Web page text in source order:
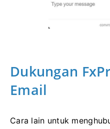
Dukungan
Email
Cara lain untuk